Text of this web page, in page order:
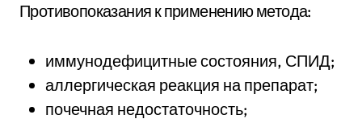
Противопоказания к применению метода:
иммунодефицитные состояния, СПИД;
аллергическая реакция на препарат;
почечная недостаточность;